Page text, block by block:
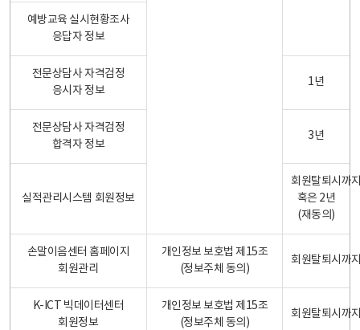
예방교육 실시현황조사
응답자 정보
전문상담사 자격검정
응시자 정보
1년
전문상담사 자격검정
합격자 정보
3년
실적관리시스템 회원정보
회원탈퇴시까
혹은 2년
(재동의)
손말이음센터 홈페이지
회원관리
개인정보 보호법 제15조
(정보주체 동의)
회원탈퇴시까
K-ICT 빅데이터센터
회원정보
개인정보 보호법 제15조
(정보주체 동의)
회원탈퇴시까